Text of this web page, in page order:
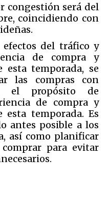
congestión será del
coincidiendo con
del tráfico y
de compra y
temporada, se
las compras con
el propósito de
de compra y
temporada. Es
antes posible a los
así como planificar
para evitar